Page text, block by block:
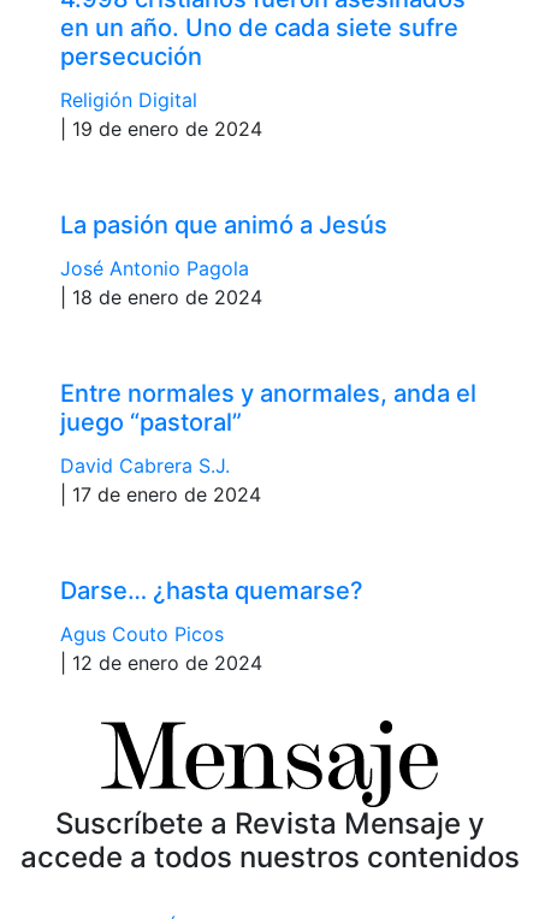
en un año. Uno de cada siete sufre
persecución
Religión Digital
| 19 de enero de 2024
La pasión que animó a Jesús
José Antonio Pagola
| 18 de enero de 2024
Entre normales y anormales, anda el
juego “pastoral”
David Cabrera S.J.
| 17 de enero de 2024
Darse… ¿hasta quemarse?
Agus Couto Picos
| 12 de enero de 2024
Suscríbete a Revista Mensaje y
accede a todos nuestros contenidos